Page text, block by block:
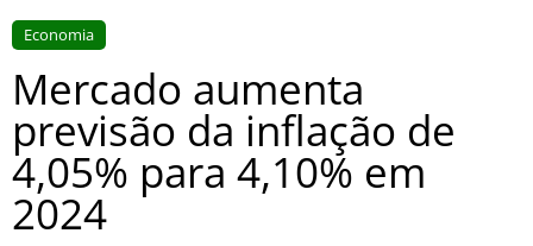
Economia
Mercado aumenta
previsão da inflação de
4,05% para 4,10% em
2024